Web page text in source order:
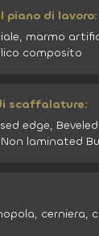
piano di lavoro:
marmo
composito
scaffalature:
edge,
laminated
cerniera,